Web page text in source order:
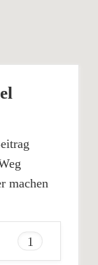
machen
1